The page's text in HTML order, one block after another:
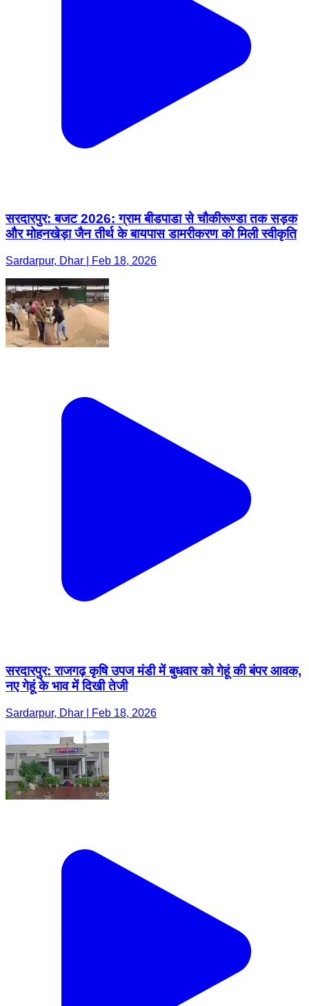
सरदारपुर: बजट 2026: ग्राम बीडपाडा से चौकीरूण्डा तक सड़क
और मोहनखेड़ा जैन तीर्थ के बायपास डामरीकरण को मिली स्वीकृति
Sardarpur, Dhar | Feb 18, 2026
सरदारपुर: राजगढ़ कृषि उपज मंडी में बुधवार को गेहूं की बंपर आवक,
नए गेहूं के भाव में दिखी तेजी
Sardarpur, Dhar | Feb 18, 2026